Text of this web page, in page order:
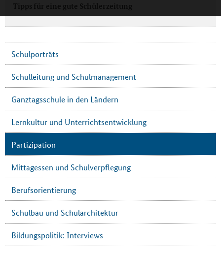
Tipps für eine gute Schülerzeitung
Schulporträts
Schulleitung und Schulmanagement
Ganztagsschule in den Ländern
Lernkultur und Unterrichtsentwicklung
Partizipation
Mittagessen und Schulverpflegung
Berufsorientierung
Schulbau und Schularchitektur
Bildungspolitik: Interviews